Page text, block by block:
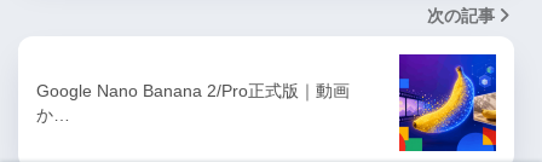
次の記事
Google Nano Banana 2/Pro正式版｜動画
か…